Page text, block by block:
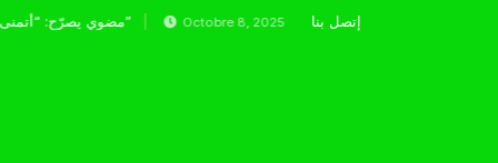
مضوي يصرّح: “أتمنى التوفيق لممثلي الكرة الجزائرية في المسابقات القارية” Octobre 8, 2025 المنتخب الوطني يصل وهران
إتصل بنا